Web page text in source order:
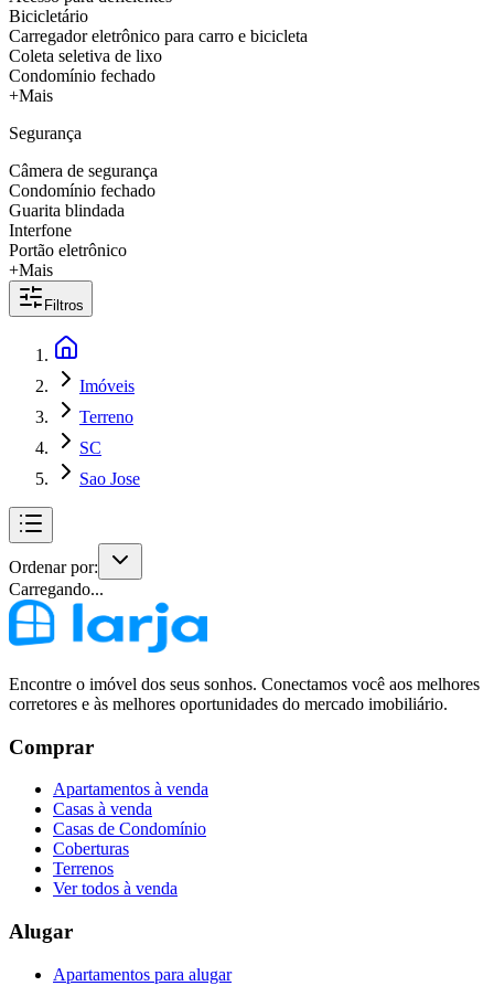
Bicicletário
Carregador eletrônico para carro e bicicleta
Coleta seletiva de lixo
Condomínio fechado
+Mais
Segurança
Câmera de segurança
Condomínio fechado
Guarita blindada
Interfone
Portão eletrônico
+Mais
Filtros
Imóveis
Terreno
SC
Sao Jose
Ordenar por:
Carregando...
Encontre o imóvel dos seus sonhos. Conectamos você aos melhores
corretores e às melhores oportunidades do mercado imobiliário.
Comprar
Apartamentos à venda
Casas à venda
Casas de Condomínio
Coberturas
Terrenos
Ver todos à venda
Alugar
Apartamentos para alugar